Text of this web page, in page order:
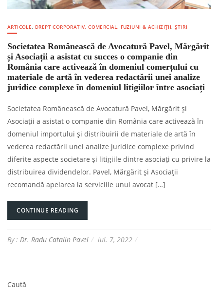
ARTICOLE, DREPT CORPORATIV, COMERCIAL, FUZIUNI & ACHIZIȚII,ȘTIRI
Societatea Românească de Avocatură Pavel, Mărgărit
și Asociații a asistat cu succes o companie din
România care activează în domeniul comerțului cu
materiale de artă în vederea redactării unei analize
juridice complexe în domeniul litigiilor între asociați
Societatea Românească de Avocatură Pavel, Mărgărit și
Asociații a asistat o companie din România care activează în
domeniul importului și distribuirii de materiale de artă în
vederea redactării unei analize juridice complexe privind
diferite aspecte societare și litigiile dintre asociați cu privire la
distribuirea dividendelor. Pavel, Mărgărit și Asociații
recomandă apelarea la serviciile unui avocat […]
CONTINUE READING
By : Dr. Radu Catalin Pavel iul. 7, 2022
Caută